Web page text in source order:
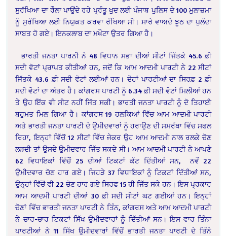
ਸੁਰੱਖਿਆ ਦਾ ਰੌਲਾ ਪਾਉਂਦੇ ਰਹੇ ਪ੍ਰੰਤੂ ਖੁਦ ਲਈ ਪੰਜਾਬ ਪੁਲਿਸ ਦੇ 100 ਮੁਲਾਜ਼ਮਾ
ਨੂੰ ਸੁਰੱਖਿਆ ਲਈ ਨਿਯੁਕਤ ਕਰਵਾ ਰੱਖਿਆ ਸੀ। ਸਾਰੇ ਵਾਅਦੇ ਝੂਠ ਦਾ ਪੁਲੰਦਾ
ਸਾਬਤ ਹੋ ਗਏ। ਇਨਕਲਾਬ ਦਾ ਮਖੌਟਾ ਉਤਰ ਗਿਆ ਹੈ।
ਭਾਰਤੀ ਜਨਤਾ ਪਾਰਨੀ ਨੇ 48 ਵਿਧਾਨ ਸਭਾ ਦੀਆਂ ਸੀਟਾਂ ਜਿੱਤਕੇ 45.6 ਫ਼ੀ
ਸਦੀ ਵੋਟਾਂ ਪ੍ਰਾਪਤ ਕੀਤੀਆਂ ਹਨ, ਜਦੋਂ ਕਿ ਆਮ ਆਦਮੀ ਪਾਰਟੀ ਨੇ 22 ਸੀਟਾਂ
ਜਿੱਤਕੇ 43.6 ਫ਼ੀ ਸਦੀ ਵੋਟਾਂ ਲਈਆਂ ਹਨ। ਦੋਹਾਂ ਪਾਰਟੀਆਂ ਦਾ ਸਿਰਫ਼ 2 ਫ਼ੀ
ਸਦੀ ਵੋਟਾਂ ਦਾ ਅੰਤਰ ਹੈ। ਕਾਂਗਰਸ ਪਾਰਟੀ ਨੂੰ 6.34 ਫ਼ੀ ਸਦੀ ਵੋਟਾਂ ਮਿਲੀਆਂ ਹਨ
ਤੇ ਉਹ ਇੱਕ ਵੀ ਸੀਟ ਨਹੀਂ ਜਿੱਤ ਸਕੀ। ਭਾਰਤੀ ਜਨਤਾ ਪਾਰਟੀ ਨੂੰ ਦੋ ਤਿਹਾਈ
ਬਹੁਮਤ ਮਿਲ ਗਿਆ ਹੈ। ਕਾਂਗਰਸ 19 ਹਲਕਿਆਂ ਵਿੱਚ ਆਮ ਆਦਮੀ ਪਾਰਟੀ
ਅਤੇ ਭਾਰਤੀ ਜਨਤਾ ਪਾਰਟੀ ਦੇ ਉਮੀਦਵਾਰਾਂ ਨੂੰ ਹਰਾਉਣ ਦੀ ਸਮਰੱਥਾ ਵਿੱਚ ਸਫਲ
ਰਿਹਾ, ਇਨ੍ਹਾਂ ਵਿੱਚੋਂ 12 ਸੀਟਾਂ ਵਿੱਚ ਜੇਕਰ ਉਹ ਆਮ ਆਦਮੀ ਨਾਲ ਰਲਕੇ ਚੋਣ
ਲੜਦੀ ਤਾਂ ਉਸਦੇ ਉਮੀਦਵਾਰ ਜਿੱਤ ਸਕਦੇ ਸੀ। ਆਮ ਆਦਮੀ ਪਾਰਟੀ ਨੇ ਆਪਣੇ
62 ਵਿਧਾਇਕਾਂ ਵਿੱਚੋਂ 25 ਦੀਆਂ ਟਿਕਟਾਂ ਕੱਟ ਦਿੱਤੀਆਂ ਸਨ, ਨਵੇਂ 22
ਉਮੀਦਵਾਰ ਚੋਣ ਹਾਰ ਗਏ। ਜਿਹੜੇ 37 ਵਿਧਾਇਕਾਂ ਨੂੰ ਟਿਕਟਾਂ ਦਿੱਤੀਆਂ ਸਨ,
ਉਨ੍ਹਾਂ ਵਿੱਚੋਂ ਵੀ 22 ਚੋਣ ਹਾਰ ਗਏ ਸਿਰਫ 15 ਹੀ ਜਿੱਤ ਸਕੇ ਹਨ। ਇਸ ਪ੍ਰਕਾਰ
ਆਮ ਆਦਮੀ ਪਾਰਟੀ ਦੀਆਂ 30 ਫ਼ੀ ਸਦੀ ਸੀਟਾਂ ਘਟ ਗਈਆਂ ਹਨ। ਇਨ੍ਹਾਂ
ਚੋਣਾਂ ਵਿੱਚ ਭਾਰਤੀ ਜਨਤਾ ਪਾਰਟੀ ਨੇ ਤਿੰਨ, ਕਾਂਗਰਸ ਅਤੇ ਆਮ ਆਦਮੀ ਪਾਰਟੀ
ਨੇ ਚਾਰ-ਚਾਰ ਟਿਕਟਾਂ ਸਿੱਖ ਉਮੀਦਵਾਰਾਂ ਨੂੰ ਦਿੱਤੀਆਂ ਸਨ। ਇਸ ਵਾਰ ਤਿੰਨਾ
ਪਾਰਟੀਆਂ ਨੇ 11 ਸਿੱਖ ਉਮੀਦਵਾਰਾਂ ਵਿੱਚੋਂ ਭਾਰਤੀ ਜਨਤਾ ਪਾਰਟੀ ਦੇ ਤਿੰਨੇ